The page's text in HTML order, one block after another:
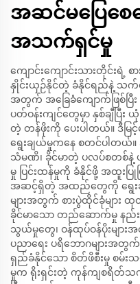
အဆင်မပြေစ
အသက်ရှင်မှု
ကျောင်းကျောင်းသားတိုင်း
နှိုင်းယှဉ်နိုင်တဲ့ ခံနိုင်ရည်နဲ့ သက်တ
အတွက် အခြေခံကျောက်ဖြစ်ပြီ
ပတ်ဝန်းကျင်တွေမှာ နှစ်ချီပြီး
တဲ့ တန်ဖိုးကို ပေးပါတယ်။ ဒီမြ
ရွေးချယ်မှုကနေ စတင်ပါတ
သံမဏိ၊ ခိုင်မာတဲ့ ပလပ်စတစ်နဲ့
မှု ပြင်းထန်မှုကို ခံနိုင်ဖို့ အထူး
အဆင့်ရှိတဲ့ အထည်တွေကို ရွေးချ
များအတွက် စားပွဲထိုင်ခုံမျာ
ခိုင်မာသော တည်ဆောက်မှု နည်း
သွယ်မှုတွေ၊ ဝန်ထုပ်ဝန်ပိုးများ
ပညာရေး ပရိဘောဂများအတွ
ရှည်ခံနိုင်သော စိတ်ဖိစီးမှု စမ်
မှုက ရိုးရှင်းတဲ့ ကုန်ကျစရိတ်သက်